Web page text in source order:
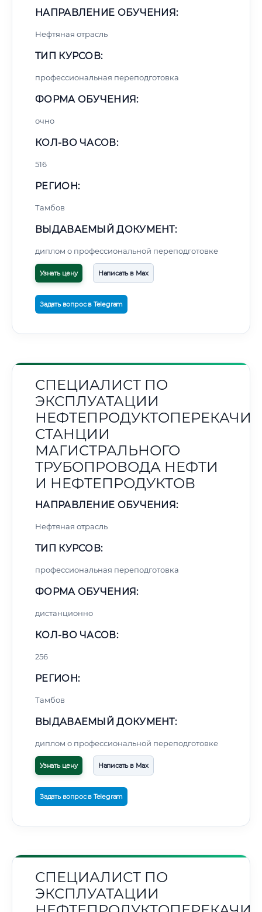
НАПРАВЛЕНИЕ ОБУЧЕНИЯ:
Нефтяная отрасль
ТИП КУРСОВ:
профессиональная переподготовка
ФОРМА ОБУЧЕНИЯ:
очно
КОЛ-ВО ЧАСОВ:
516
РЕГИОН:
Тамбов
ВЫДАВАЕМЫЙ ДОКУМЕНТ:
диплом о профессиональной переподготовке
Узнать цену Написать в Max
Задать вопрос в Telegram
СПЕЦИАЛИСТ ПО
ЭКСПЛУАТАЦИИ
СТАНЦИИ
МАГИСТРАЛЬНОГО
ТРУБОПРОВОДА НЕФТИ
И НЕФТЕПРОДУКТОВ
НАПРАВЛЕНИЕ ОБУЧЕНИЯ:
Нефтяная отрасль
ТИП КУРСОВ:
профессиональная переподготовка
ФОРМА ОБУЧЕНИЯ:
дистанционно
КОЛ-ВО ЧАСОВ:
256
РЕГИОН:
Тамбов
ВЫДАВАЕМЫЙ ДОКУМЕНТ:
диплом о профессиональной переподготовке
Узнать цену Написать в Max
Задать вопрос в Telegram
СПЕЦИАЛИСТ ПО
ЭКСПЛУАТАЦИИ